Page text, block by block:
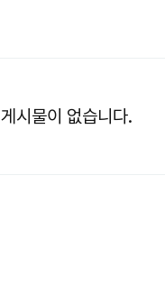
게시물이 없습니다.